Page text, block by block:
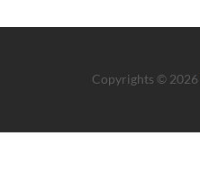
Copyrights © 2026